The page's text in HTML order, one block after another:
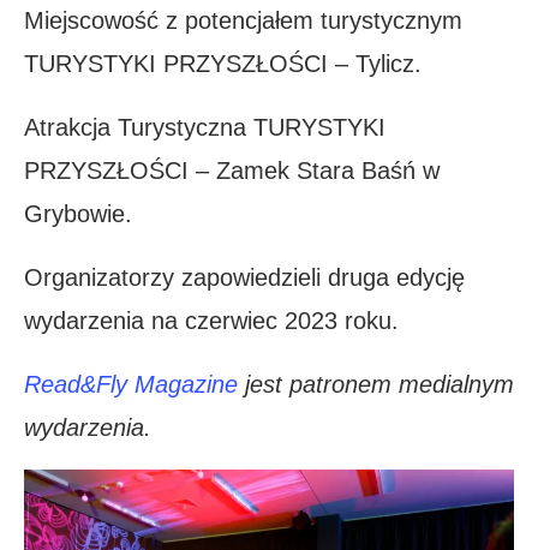
Miejscowość z potencjałem turystycznym
TURYSTYKI PRZYSZŁOŚCI – Tylicz.
Atrakcja Turystyczna TURYSTYKI
PRZYSZŁOŚCI – Zamek Stara Baśń w
Grybowie.
Organizatorzy zapowiedzieli druga edycję
wydarzenia na czerwiec 2023 roku.
Read&Fly Magazine jest patronem medialnym
wydarzenia.